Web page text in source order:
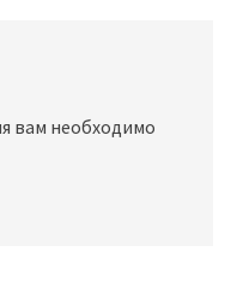
вам необходимо